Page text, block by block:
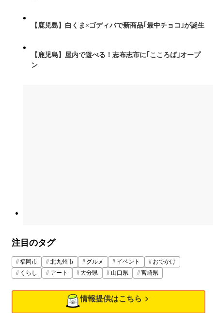
【鹿児島】白くま×ゴディバで新商品｢最中チョコ｣が誕生
【鹿児島】屋内で遊べる！志布志市に｢こころば｣オープ
ン
注目のタグ
福岡市 北九州市 グルメ イベント
おでかけ
くらし
アート 大分県 山口県 宮崎県
情報提供はこちら